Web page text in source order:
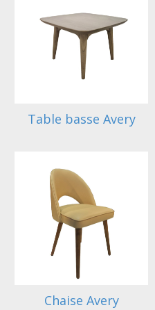
Table basse Avery
Chaise Avery